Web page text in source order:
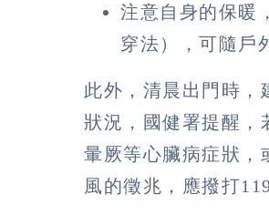
注意自身的保暖
穿法），可隨戶
此外，清晨出門時，
狀況，國健署提醒，
暈厥等心臟病症狀，
風的徵兆，應撥打